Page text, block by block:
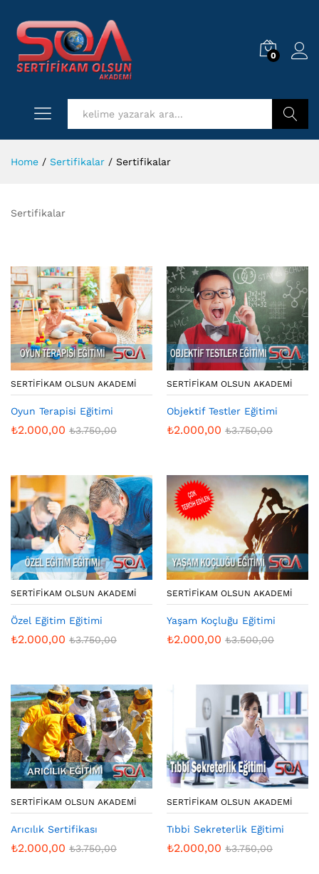
0
Home / Sertifikalar / Sertifikalar
Sertifikalar
SERTIFIKAM OLSUN AKADEMI
Oyun Terapisi Eğitimi
₺2.000,00 ₺3.750,00
SERTIFIKAM OLSUN AKADEMI
Objektif Testler Eğitimi
₺2.000,00 ₺3.750,00
SERTIFIKAM OLSUN AKADEMI
Özel Eğitim Eğitimi
₺2.000,00 ₺3.750,00
SERTIFIKAM OLSUN AKADEMI
Yaşam Koçluğu Eğitimi
₺2.000,00 ₺3.500,00
SERTIFIKAM OLSUN AKADEMI
Arıcılık Sertifikası
₺2.000,00 ₺3.750,00
SERTIFIKAM OLSUN AKADEMI
Tıbbi Sekreterlik Eğitimi
₺2.000,00 ₺3.750,00